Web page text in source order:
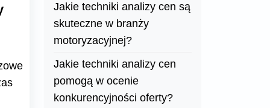
Jakie techniki analizy cen są
skuteczne w branży
motoryzacyjnej?
Jakie techniki analizy cen
pomogą w ocenie
konkurencyjności oferty?